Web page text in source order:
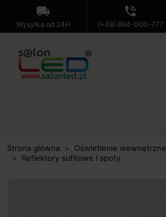
local_shipping
Wysyłka od 24H
phone_in_talk
(+48) 694-000-777
Strona główna
Oświetlenie wewnętrzne
Reflektory sufitowe i spoty